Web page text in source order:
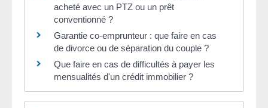
acheté avec un PTZ ou un prêt
conventionné ?
Garantie co-emprunteur : que faire en cas
de divorce ou de séparation du couple ?
Que faire en cas de difficultés à payer les
mensualités d'un crédit immobilier ?